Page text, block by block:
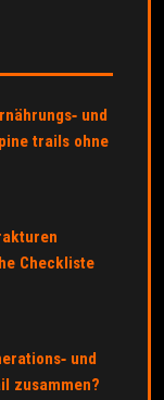
und
trails ohne
Checkliste
und
zusammen?